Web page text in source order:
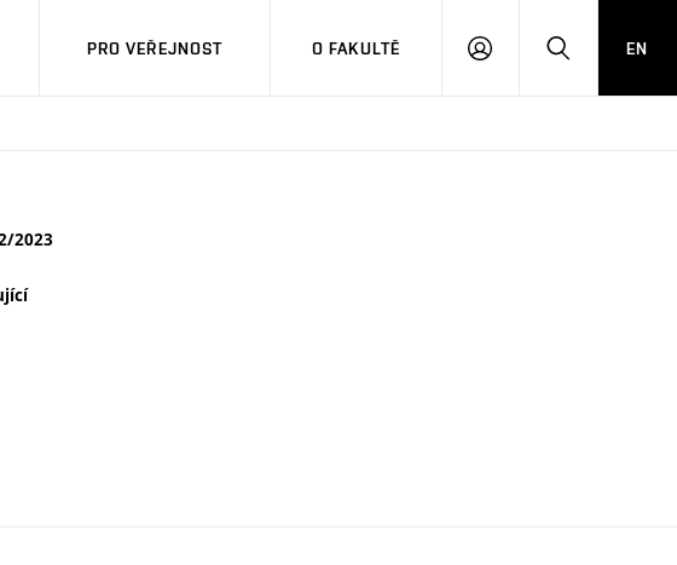
PRO VEŘEJNOST O FAKULTĚ
PŘIHLÁSITHLEDAT
EN
2023